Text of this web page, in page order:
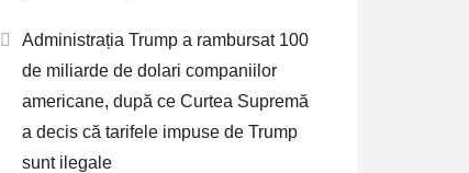
Administrația Trump a rambursat 100
de miliarde de dolari companiilor
americane, după ce Curtea Supremă
a decis că tarifele impuse de Trump
sunt ilegale